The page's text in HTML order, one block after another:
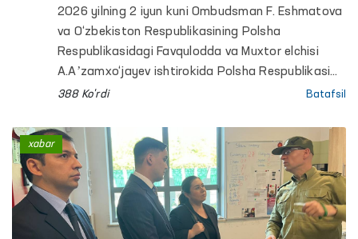
bilan muloqot
2026 yilning 2 iyun kuni Ombudsman F. Eshmatova
va O‘zbekiston Respublikasining Polsha
Respublikasidagi Favqulodda va Muxtor elchisi
A.Aʼzamxo‘jayev ishtirokida Polsha Respublikasi
Konstitutsiyaviy tribunali (Konstitutsiyaviy sud)
uchrashuv o‘tkazdi.
388 Ko'rdi Batafsil
xabar